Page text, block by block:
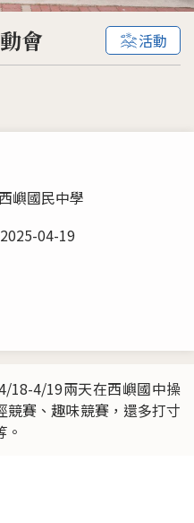
會 活動
嶼國民中學
04-19
18-4/19兩天在西嶼國中操
賽、趣味競賽，還多打寸